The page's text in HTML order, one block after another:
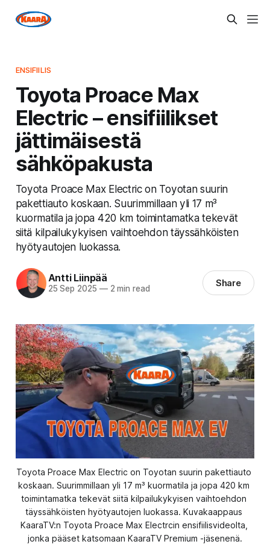
ENSIFIILIS
Toyota Proace Max
Electric – ensifiilikset
jättimäisestä
sähköpakusta
Toyota Proace Max Electric on Toyotan suurin
pakettiauto koskaan. Suurimmillaan yli 17 m³
kuormatila ja jopa 420 km toimintamatka tekevät
siitä kilpailukykyisen vaihtoehdon täyssähköisten
hyötyautojen luokassa.
Antti Liinpää
25 Sep 2025 —2 min read Share
Toyota Proace Max Electric on Toyotan suurin pakettiauto
koskaan. Suurimmillaan yli 17 m³ kuormatila ja jopa 420 km
toimintamatka tekevät siitä kilpailukykyisen vaihtoehdon
täyssähköisten hyötyautojen luokassa. Kuvakaappaus
KaaraTV:n Toyota Proace Max Electrcin ensifiilisvideolta,
jonka pääset katsomaan KaaraTV Premium -jäsenenä.